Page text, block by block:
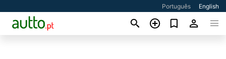
Português English